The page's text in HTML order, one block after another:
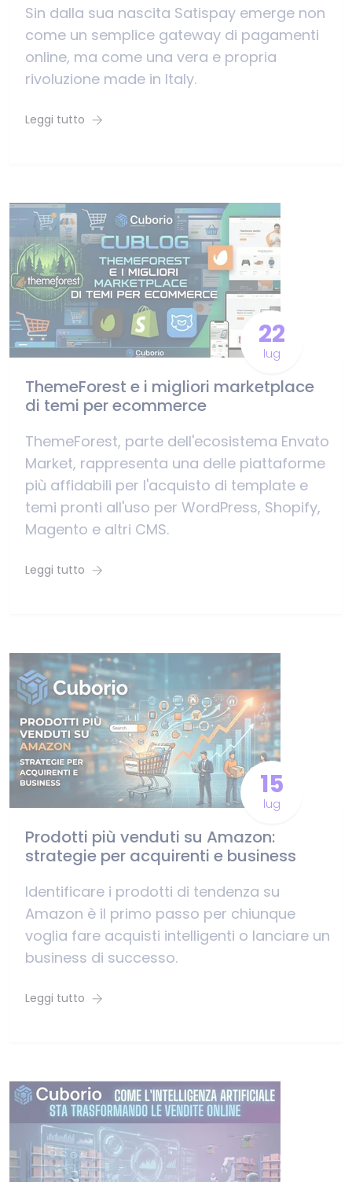
Sin dalla sua nascita Satispay emerge non
come un semplice gateway di pagamenti
online, ma come una vera e propria
rivoluzione made in Italy.
Leggi tutto
22
lug
ThemeForest e i migliori marketplace
di temi per ecommerce
ThemeForest, parte dell'ecosistema Envato
Market, rappresenta una delle piattaforme
più affidabili per l'acquisto di template e
temi pronti all'uso per WordPress, Shopify,
Magento e altri CMS.
Leggi tutto
15
lug
Prodotti più venduti su Amazon:
strategie per acquirenti e business
Identificare i prodotti di tendenza su
Amazon è il primo passo per chiunque
voglia fare acquisti intelligenti o lanciare un
business di successo.
Leggi tutto